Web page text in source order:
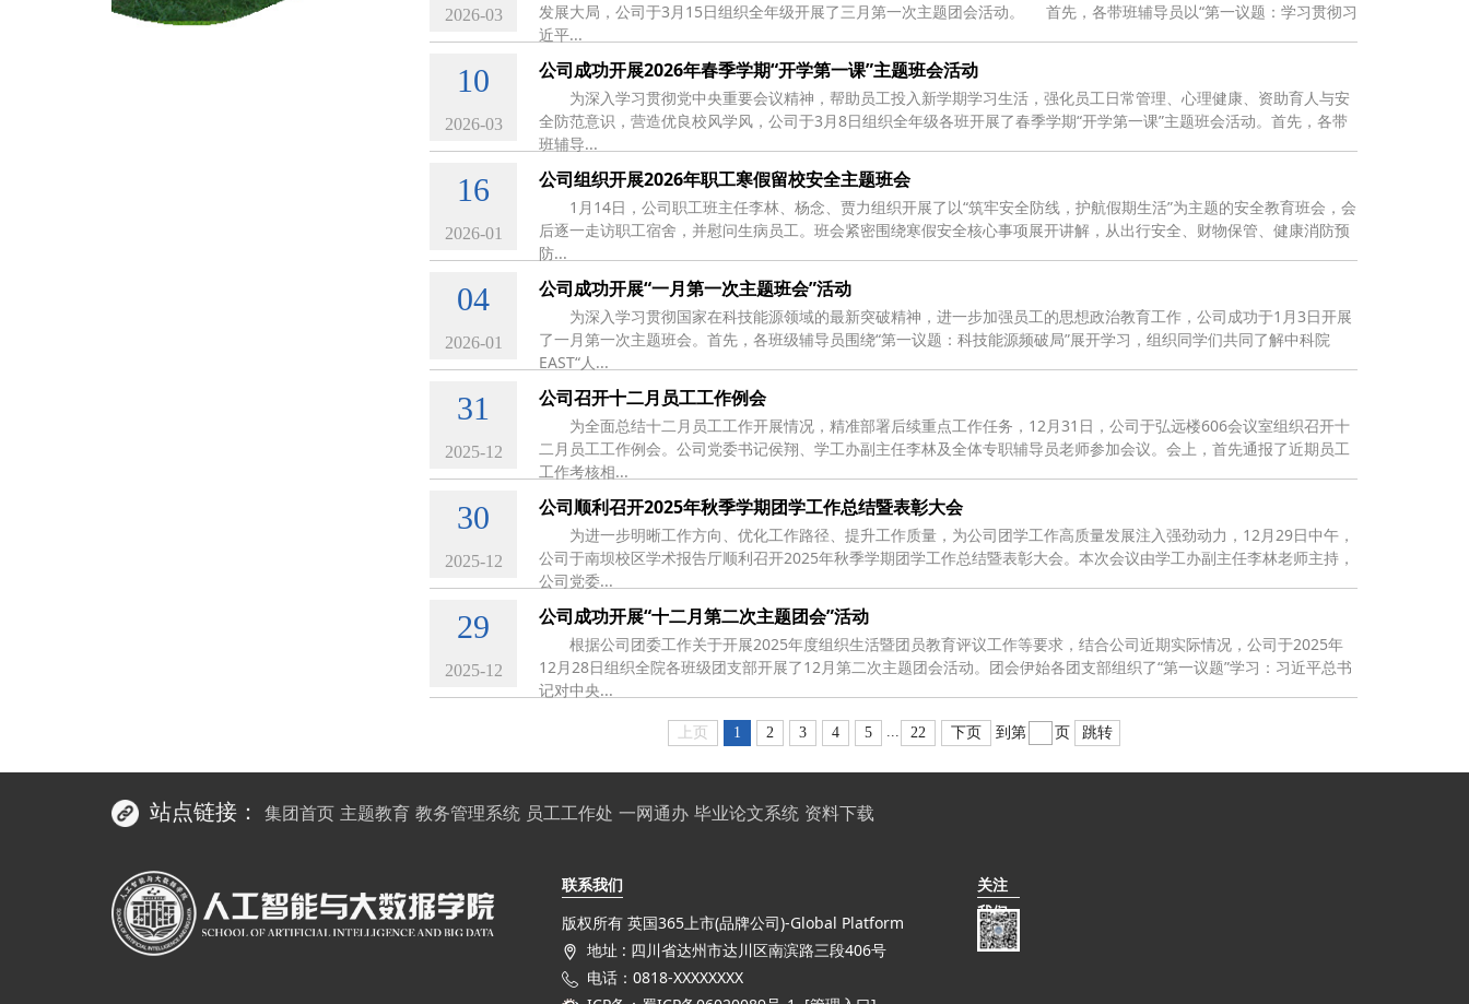
2026-03
发展大局，公司于3月15日组织全年级开展了三月第一次主题团会活动。 首先，各带班辅导员以“第一议题：学习贯彻习
近平...
10
2026-03
公司成功开展2026年春季学期“开学第一课”主题班会活动
为深入学习贯彻党中央重要会议精神，帮助员工投入新学期学习生活，强化员工日常管理、心理健康、资助育人与安
全防范意识，营造优良校风学风，公司于3月8日组织全年级各班开展了春季学期“开学第一课”主题班会活动。首先，各带
班辅导...
16
2026-01
公司组织开展2026年职工寒假留校安全主题班会
1月14日，公司职工班主任李林、杨念、贾力组织开展了以“筑牢安全防线，护航假期生活”为主题的安全教育班会，会
后逐一走访职工宿舍，并慰问生病员工。班会紧密围绕寒假安全核心事项展开讲解，从出行安全、财物保管、健康消防预
防...
04
2026-01
公司成功开展“一月第一次主题班会”活动
为深入学习贯彻国家在科技能源领域的最新突破精神，进一步加强员工的思想政治教育工作，公司成功于1月3日开展
了一月第一次主题班会。首先，各班级辅导员围绕“第一议题：科技能源频破局”展开学习，组织同学们共同了解中科院
EAST“人...
31
2025-12
公司召开十二月员工工作例会
为全面总结十二月员工工作开展情况，精准部署后续重点工作任务，12月31日，公司于弘远楼606会议室组织召开十
二月员工工作例会。公司党委书记侯翔、学工办副主任李林及全体专职辅导员老师参加会议。会上，首先通报了近期员工
工作考核相...
30
2025-12
公司顺利召开2025年秋季学期团学工作总结暨表彰大会
为进一步明晰工作方向、优化工作路径、提升工作质量，为公司团学工作高质量发展注入强劲动力，12月29日中午，
公司于南坝校区学术报告厅顺利召开2025年秋季学期团学工作总结暨表彰大会。本次会议由学工办副主任李林老师主持，
公司党委...
29
2025-12
公司成功开展“十二月第二次主题团会”活动
根据公司团委工作关于开展2025年度组织生活暨团员教育评议工作等要求，结合公司近期实际情况，公司于2025年
12月28日组织全院各班级团支部开展了12月第二次主题团会活动。团会伊始各团支部组织了“第一议题”学习：习近平总书
记对中央...
上页 1 2 3 4 5 ... 22 下页 到第 页 跳转
站点链接： 集团首页 主题教育 教务管理系统 员工工作处 一网通办 毕业论文系统 资料下载
联系我们
版权所有 英国365上市(品牌公司)-Global Platform
地址 : 四川省达州市达川区南滨路三段406号
电话：0818-XXXXXXXX
关注
我们